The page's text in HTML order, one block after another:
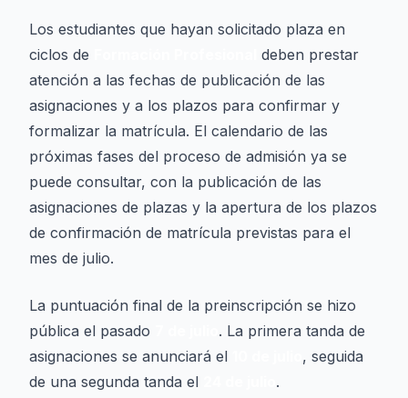
Los estudiantes que hayan solicitado plaza en
ciclos de
deben prestar
atención a las fechas de publicación de las
asignaciones y a los plazos para confirmar y
formalizar la matrícula. El calendario de las
próximas fases del proceso de admisión ya se
puede consultar, con la publicación de las
asignaciones de plazas y la apertura de los plazos
de confirmación de matrícula previstas para el
mes de julio.
La puntuación final de la preinscripción se hizo
pública el pasado
. La primera tanda de
asignaciones se anunciará el
, seguida
de una segunda tanda el
.